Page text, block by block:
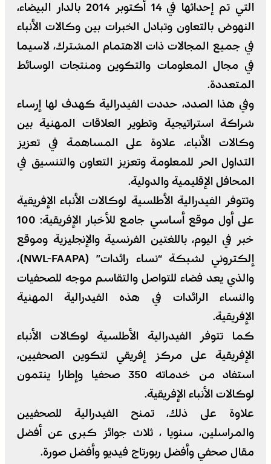
التي تم إحداثها في 14 أكتوبر 2014 بالدار البيضاء،
النهوض بالتعاون وتبادل الخبرات بين وكالات الأنباء
في جميع المجالات ذات الاهتمام المشترك، لاسيما
في مجال المعلومات والتكوين ومنتجات الوسائط
المتعددة.
وفي هذا الصدد، حددت الفيدرالية كهدف لها إرساء
شراكة استراتيجية وتطوير العلاقات المهنية بين
وكالات الأنباء، علاوة على المساهمة في تعزيز
التداول الحر للمعلومة وتعزيز التعاون والتنسيق في
المحافل الإقليمية والدولية.
وتتوفر الفيدرالية الأطلسية لوكالات الأنباء الإفريقية
على أول موقع أساسي جامع للأخبار الإفريقية: 100
خبر في اليوم، باللغتين الفرنسية والإنجليزية وموقع
إلكتروني لشبكة “نساء رائدات” (NWL-FAAPA)،
والذي يعد فضاء للتواصل والتقاسم موجه للصحفيات
والنساء الرائدات في هذه الفيدرالية المهنية
الإفريقية.
كما تتوفر الفيدرالية الأطلسية لوكالات الأنباء
الإفريقية على مركز إفريقي لتكوين الصحفيين،
استفاد من خدماته 350 صحفيا وإطارا ينتمون
لوكالات الأنباء الإفريقية.
علاوة على ذلك، تمنح الفيدرالية للصحفيين
والمراسلين، سنويا ، ثلاث جوائز كبرى عن أفضل
مقال صحفي وأفضل ربورتاج فيديو وأفضل صورة.